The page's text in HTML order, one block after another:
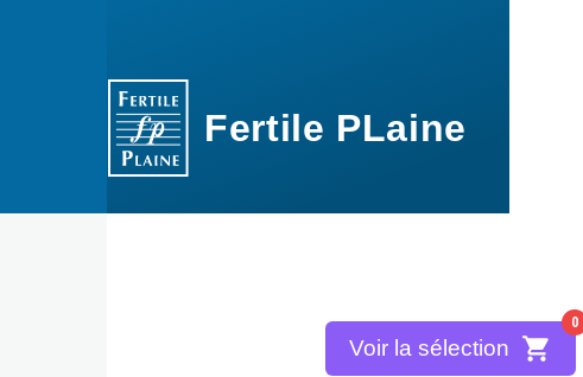
Fertile PLaine
0
Voir la sélection